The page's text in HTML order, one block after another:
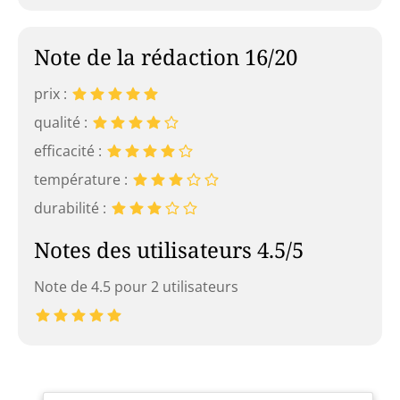
Note de la rédaction 16/20
prix :
qualité :
efficacité :
température :
durabilité :
Notes des utilisateurs 4.5/5
Note de 4.5 pour 2 utilisateurs